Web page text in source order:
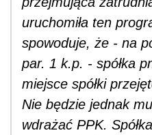
uruchomiła ten
spowoduje, że - na
par. 1 k.p. - spółka
miejsce spółki
Nie będzie jednak
wdrażać PPK.